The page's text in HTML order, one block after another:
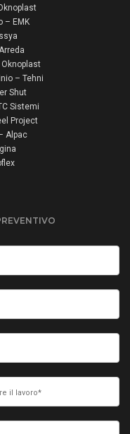
– EMK
– Tehni
Shut
Sistemi
Project
Alpac